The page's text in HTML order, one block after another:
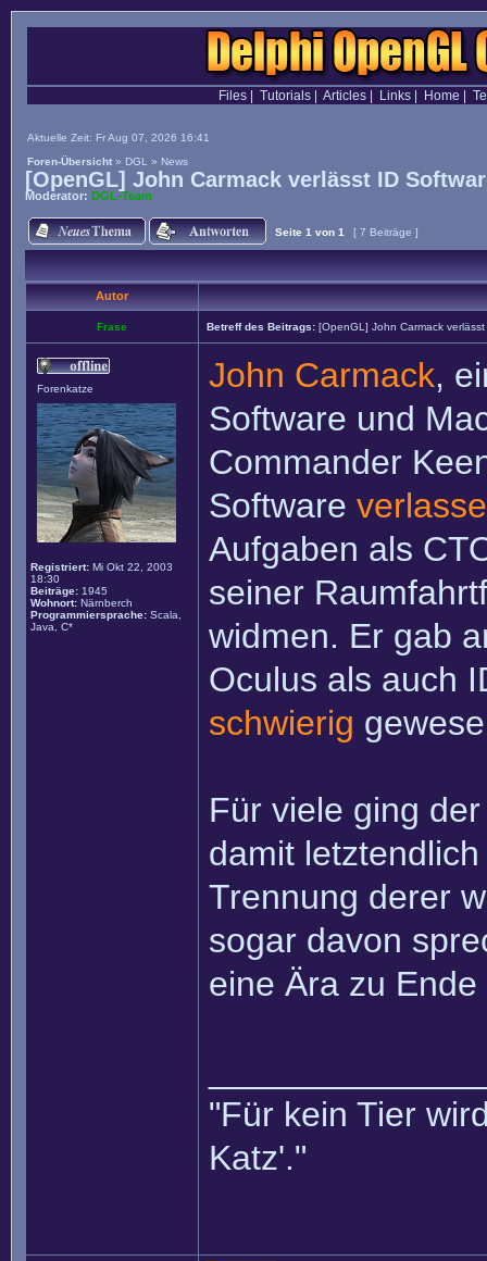
Files| Tutorials| Articles| Links| Home
Aktuelle Zeit: Fr Aug 07, 2026 16:41
Foren-Übersicht » DGL » News
[OpenGL] John Carmack verlässt ID
Moderator: DGL-Team
Seite 1 von 1 [ 7 Beiträge ]
Autor
Frase Betreff des Beitrags: [OpenGL] John Carmack
Forenkatze
Registriert: Mi Okt 22, 2003
18:30
Beiträge: 1945
Wohnort: Närnberch
Programmiersprache: Scala,
Java, C*
John Carmack,
Software und
Commander
Software
Aufgaben als
seiner
widmen. Er gab
Oculus als auch
schwierig
Für viele ging
damit
Trennung derer
sogar davon
eine Ära zu Ende
"Für kein Tier
Katz'."